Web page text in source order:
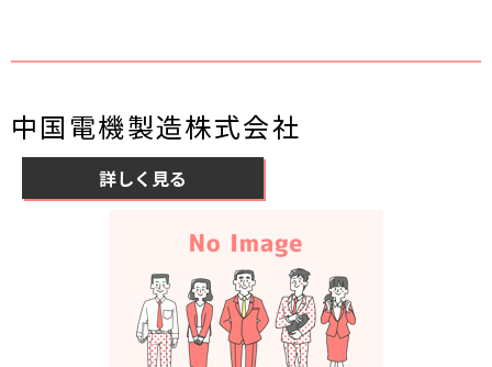
中国電機製造株式会社
詳しく見る